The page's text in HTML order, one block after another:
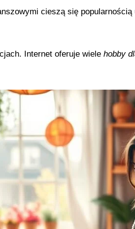
cieszą się popularnością
Internet oferuje wiele hobby